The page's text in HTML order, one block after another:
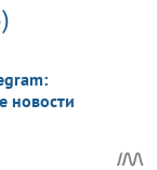
новости